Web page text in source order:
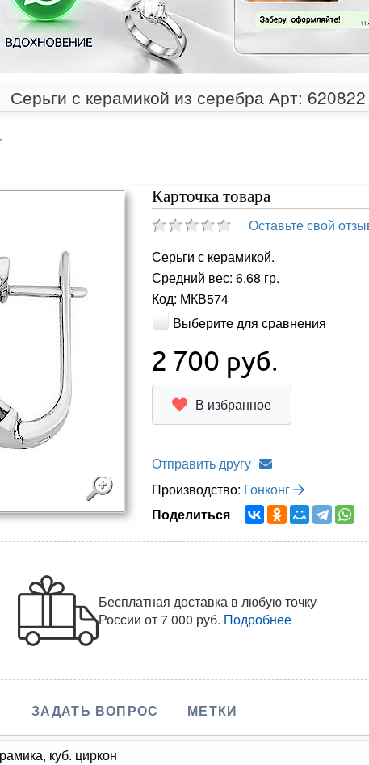
Серьги с керамикой из серебра Арт: 620822
Карточка товара
Оставьте свой
Серьги с керамикой.
Средний вес: 6.68 гр.
Код: МКВ574
Выберите для сравнения
2 700 руб.
В избранное
Отправить другу
Производство: Гонконг
Поделиться
Бесплатная доставка в любую точку
Россииот 7 000 руб. Подробнее
ЗАДАТЬ ВОПРОС МЕТКИ
куб. циркон